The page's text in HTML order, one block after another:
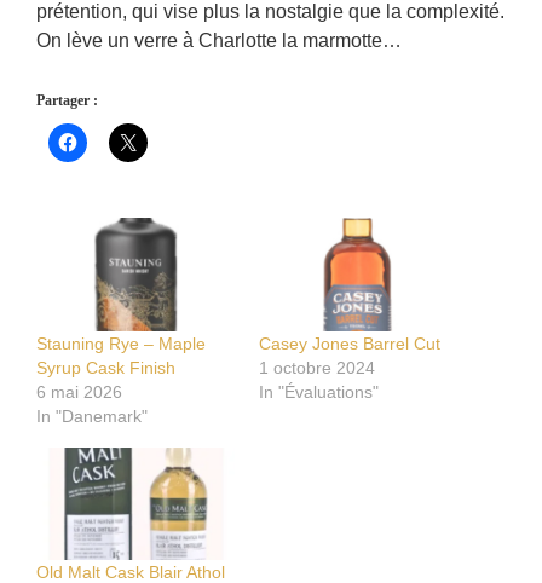
prétention, qui vise plus la nostalgie que la complexité.
On lève un verre à Charlotte la marmotte…
Partager :
Stauning Rye – Maple
Syrup Cask Finish
6 mai 2026
In "Danemark"
Casey Jones Barrel Cut
1 octobre 2024
In "Évaluations"
Old Malt Cask Blair Athol